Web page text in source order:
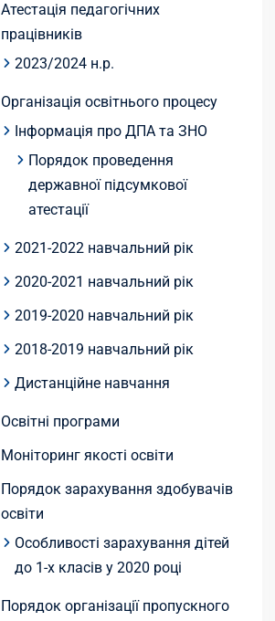
Атестація педагогічних
працівників
2023/2024 н.р.
Організація освітнього процесу
Інформація про ДПА та ЗНО
Порядок проведення
державної підсумкової
атестації
2021-2022 навчальний рік
2020-2021 навчальний рік
2019-2020 навчальний рік
2018-2019 навчальний рік
Дистанційне навчання
Освітні програми
Моніторинг якості освіти
Порядок зарахування здобувачів
освіти
Особливості зарахування дітей
до 1-х класів у 2020 році
Порядок організації пропускного